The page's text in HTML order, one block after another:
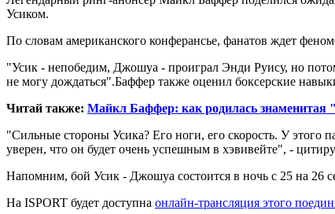
Усиком.
По словам американского конферансье, фанатов ждет
"Усик - непобедим, Джошуа - проиграл Энди Руису, но
не могу дождаться".Баффер также оценил боксерские
Читай также: Майкл Баффер: как родилась знаменитая
"Сильные стороны Усика? Его ноги, его скорость. У
уверен, что он будет очень успешным в хэвивейте", -
Напомним, бой Усик - Джошуа состоится в ночь с 25 на 26
На ISPORT будет доступна онлайн-трансляция этого